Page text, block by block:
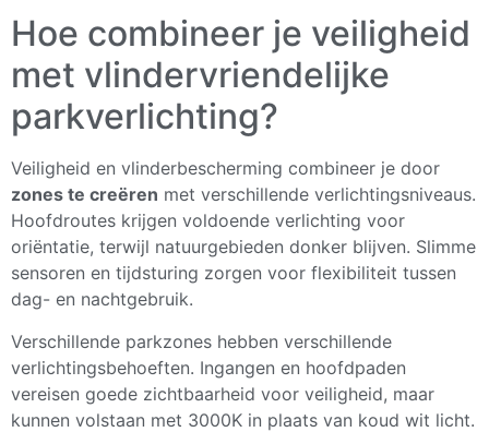
Hoe combineer je veiligheid
met vlindervriendelijke
parkverlichting?
Veiligheid en vlinderbescherming combineer je door
zones te creëren met verschillende verlichtingsniveaus.
Hoofdroutes krijgen voldoende verlichting voor
oriëntatie, terwijl natuurgebieden donker blijven. Slimme
sensoren en tijdsturing zorgen voor flexibiliteit tussen
dag- en nachtgebruik.
Verschillende parkzones hebben verschillende
verlichtingsbehoeften. Ingangen en hoofdpaden
vereisen goede zichtbaarheid voor veiligheid, maar
kunnen volstaan met 3000K in plaats van koud wit licht.